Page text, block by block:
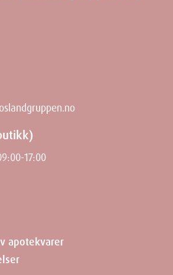
17:00
apotekvarer